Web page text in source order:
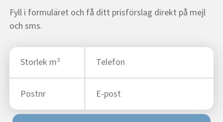
Fyll i formuläret och få ditt prisförslag direkt på mejl
och sms.